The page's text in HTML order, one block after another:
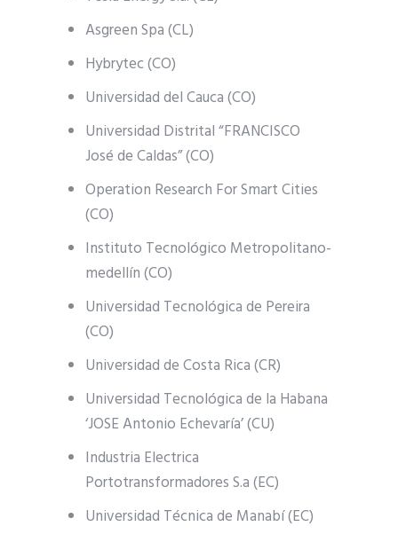
Asgreen Spa (CL)
Hybrytec (CO)
Universidad del Cauca (CO)
Universidad Distrital “FRANCISCO
José de Caldas” (CO)
Operation Research For Smart Cities
(CO)
Instituto Tecnológico Metropolitano-
medellín (CO)
Universidad Tecnológica de Pereira
(CO)
Universidad de Costa Rica (CR)
Universidad Tecnológica de la Habana
‘JOSE Antonio Echevaría’ (CU)
Industria Electrica
Portotransformadores S.a (EC)
Universidad Técnica de Manabí (EC)